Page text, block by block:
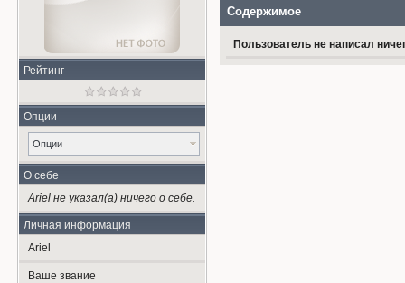
Рейтинг
Опции
Опции
О себе
Ariel не указал(а) ничего о себе.
Личная информация
Ariel
Ваше звание
Содержимое
Пользователь не написал